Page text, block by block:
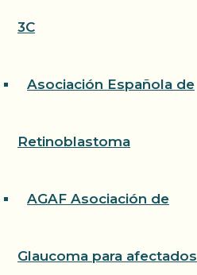
3C
Asociación Española de
Retinoblastoma
AGAF Asociación de
Glaucoma para afectados